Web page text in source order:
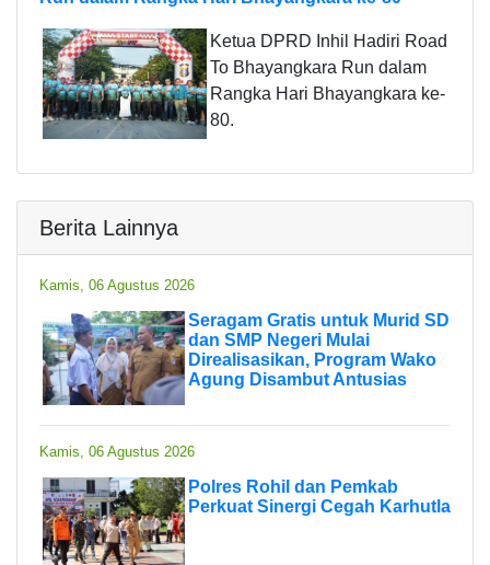
Ketua DPRD Inhil Hadiri Road
To Bhayangkara Run dalam
Rangka Hari Bhayangkara ke-
80.
Berita Lainnya
Kamis, 06 Agustus 2026
Seragam Gratis untuk Murid SD
dan SMP Negeri Mulai
Direalisasikan, Program Wako
Agung Disambut Antusias
Kamis, 06 Agustus 2026
Polres Rohil dan Pemkab
Perkuat Sinergi Cegah Karhutla